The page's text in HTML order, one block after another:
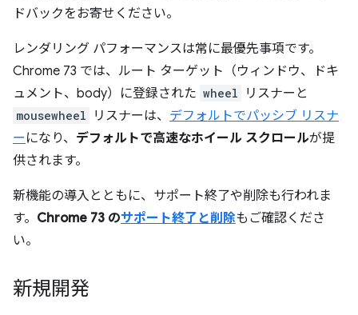
ドバックをお寄せください。
レンダリング パフォーマンスは常に最優先事項です。
Chrome 73 では、ルート ターゲット（ウィンドウ、ドキ
ュメント、body）に登録された wheel リスナーと
mousewheel リスナーは、 デフォルトでパッシブ リスナ
ー になり、 デフォルトで高速なホイール スクロールが提
供されます。
新機能の導入とともに、サポート終了や削除も行われま
す。 Chrome 73 のサポート終了と削除もご確認くださ
い。
新規開発